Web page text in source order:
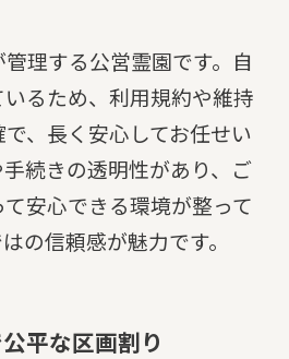
理する公営霊園です。自
るため、利用規約や維持
、長く安心してお任せい
続きの透明性があり、ご
安心できる環境が整って
の信頼感が魅力です。
平な区画割り